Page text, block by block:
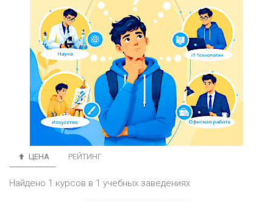
ЦЕНА РЕЙТИНГ
Найдено 1 курсов в 1 учебных заведениях